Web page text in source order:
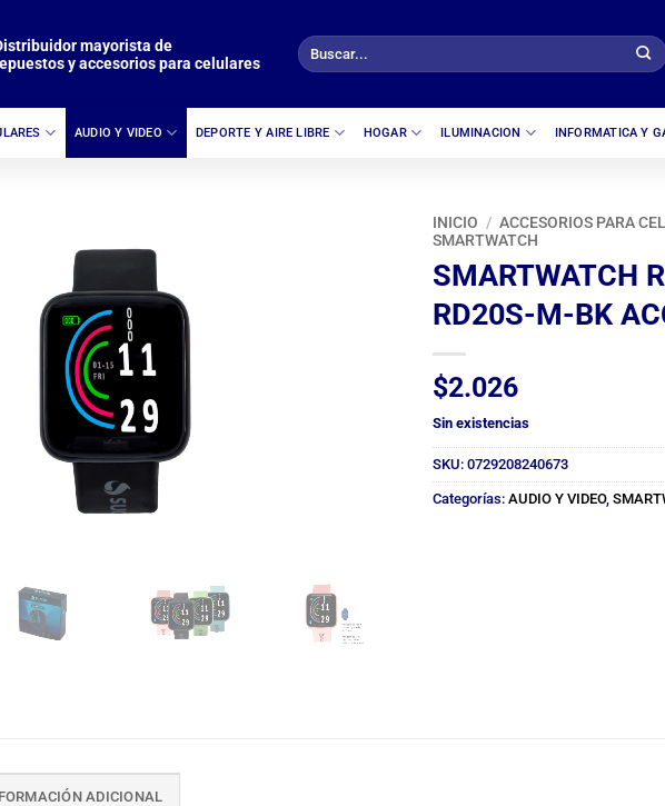
mayorista de
y accesorios para celulares
Buscar
por:
AUDIO Y VIDEO DEPORTE Y AIRE LIBRE HOGAR ILUMINACION INFORMATICA Y
INICIO / ACCESORIOS PARA
SMARTWATCH
SMARTWATCH
RD20S-M-BK
$2.026
Sin existencias
SKU: 0729208240673
Categorías: AUDIO Y VIDEO,
ADICIONAL